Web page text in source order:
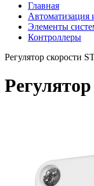
Главная
Автоматизация
Элементы
Контроллеры
Регулятор скорости